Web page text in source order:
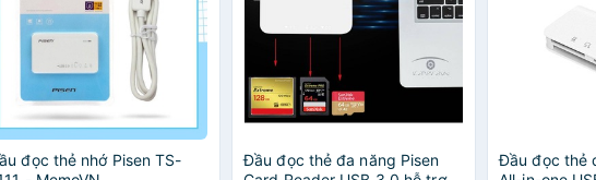
đọc thẻ nhớ Pisen TS-
Đầu đọc thẻ đa năng Pisen
Đầu đọc thẻ